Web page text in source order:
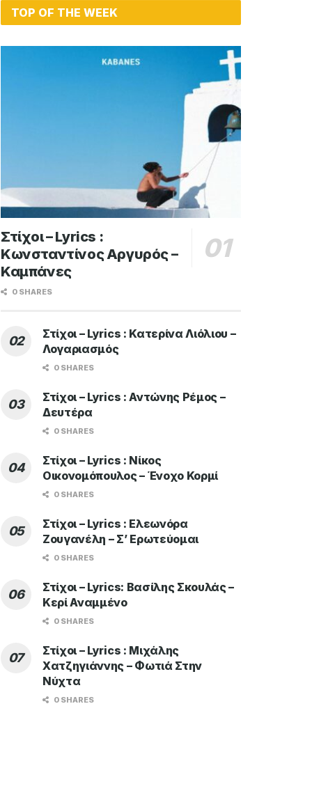
TOP OF THE WEEK
Στίχοι – Lyrics :
Κωνσταντίνος Αργυρός –
Καμπάνες
0 SHARES
Στίχοι – Lyrics : Κατερίνα Λιόλιου –
Λογαριασμός
0 SHARES
Στίχοι – Lyrics : Αντώνης Ρέμος –
Δευτέρα
0 SHARES
Στίχοι – Lyrics : Νίκος
Οικονομόπουλος – Ένοχο Κορμί
0 SHARES
Στίχοι – Lyrics : Ελεωνόρα
Ζουγανέλη – Σ’ Ερωτεύομαι
0 SHARES
Στίχοι – Lyrics: Βασίλης Σκουλάς –
Κερί Αναμμένο
0 SHARES
Στίχοι – Lyrics : Μιχάλης
Χατζηγιάννης – Φωτιά Στην
Νύχτα
0 SHARES